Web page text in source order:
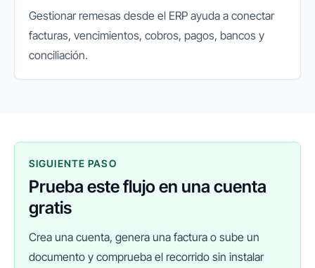
Gestionar remesas desde el ERP ayuda a conectar
facturas, vencimientos, cobros, pagos, bancos y
conciliación.
SIGUIENTE PASO
Prueba este flujo en una cuenta
gratis
Crea una cuenta, genera una factura o sube un
documento y comprueba el recorrido sin instalar